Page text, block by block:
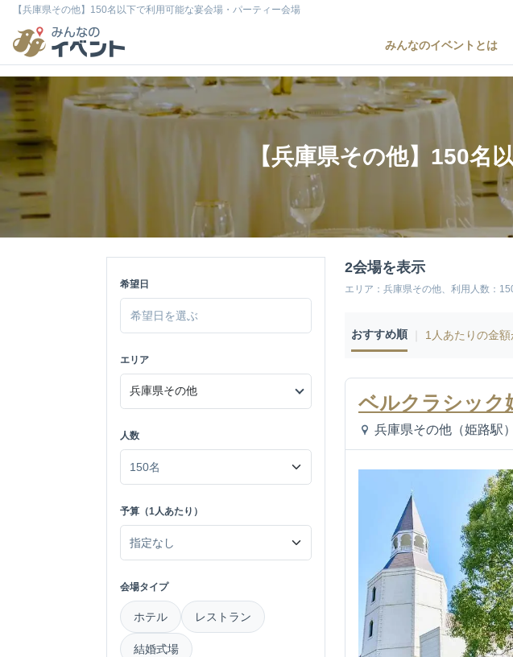
【兵庫県その他】150名以下で利用可能な宴会場・パーティー会場
みんなのイベントとは
【兵庫県その他】150名
希望日
エリア
人数
予算（1人あたり）
会場タイプ
ホテル レストラン
結婚式場
2会場を表示
エリア：兵庫県その他、利用人数：
おすすめ順 1人あたりの金
ベルクラシック
兵庫県その他（姫路駅）